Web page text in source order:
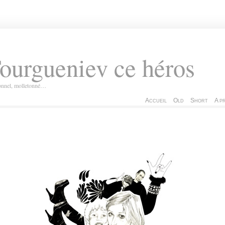
ce héros
molletonné…
Accueil Old Short A